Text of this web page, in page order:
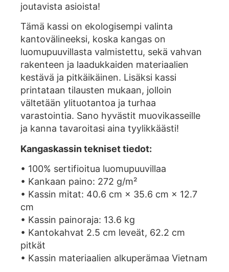
joutavista asioista!
Tämä kassi on ekologisempi valinta
kantovälineeksi, koska kangas on
luomupuuvillasta valmistettu, sekä vahvan
rakenteen ja laadukkaiden materiaalien
kestävä ja pitkäikäinen. Lisäksi kassi
printataan tilausten mukaan, jolloin
vältetään ylituotantoa ja turhaa
varastointia. Sano hyvästit muovikasseille
ja kanna tavaroitasi aina tyylikkäästi!
Kangaskassin tekniset tiedot:
• 100% sertifioitua luomupuuvillaa
• Kankaan paino: 272 g/m²
• Kassin mitat: 40.6 cm × 35.6 cm × 12.7
cm
• Kassin painoraja: 13.6 kg
• Kantokahvat 2.5 cm leveät, 62.2 cm
pitkät
• Kassin materiaalien alkuperämaa Vietnam